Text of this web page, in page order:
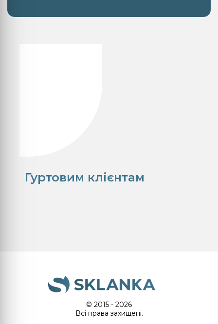
Гуртовим клієнтам
© 2015 - 2026
Всі права захищені.